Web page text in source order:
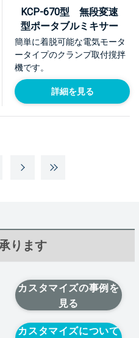
KCP-670型 無段変速
型ポータブルミキサー
簡単に着脱可能な電気モータ
ータイプのクランプ取付撹拌
機です。
詳細を見る
ります
カスタマイズの事例を
見る
カスタマイズについて